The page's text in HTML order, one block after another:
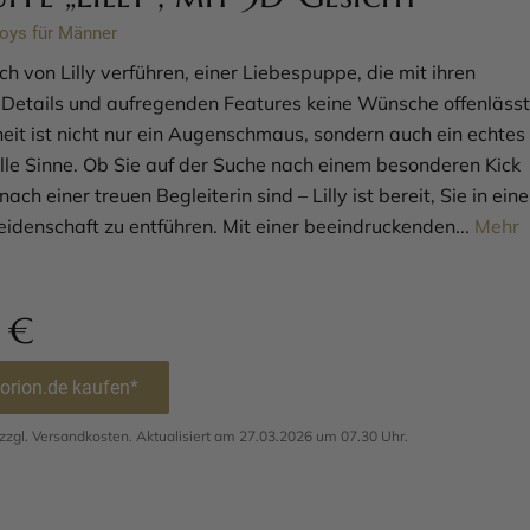
für Männer
von Lilly verführen, einer Liebespuppe, die mit ihren
und aufregenden Features keine Wünsche
ist nicht nur ein Augenschmaus, sondern auch ein echtes
Sinne. Ob Sie auf der Suche nach einem besonderen Kick
einer treuen Begleiterin sind – Lilly ist bereit, Sie in eine
zu entführen. Mit einer beeindruckenden... Mehr
€
kaufen*
Versandkosten. Aktualisiert am 27.03.2026 um 07.30 Uhr.